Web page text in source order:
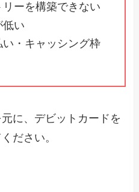
ーを構築できない
低い
・キャッシング枠
に、デビットカードを
ださい。